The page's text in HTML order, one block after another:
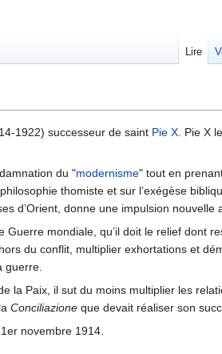
1922) successeur de saint Pie X. Pie X
du "modernisme" tout en
thomiste et sur l’exégèse
d’Orient, donne une impulsion
mondiale, qu’il doit le relief dont
du conflit, multiplier exhortations et
guerre.
la Paix, il sut du moins multiplier les
Conciliazione que devait réaliser son
novembre 1914.
Lire